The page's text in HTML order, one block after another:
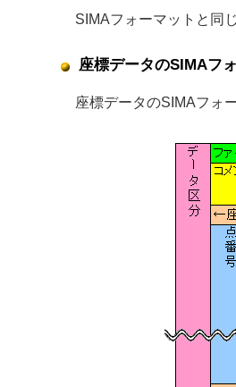
SIMAフォーマットと同
座標データのSIMAフ
座標データのSIMAフォ